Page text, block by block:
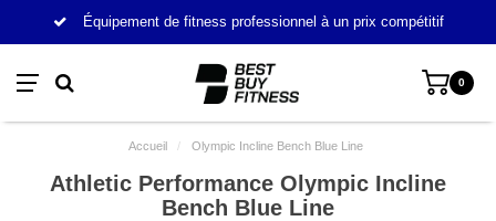
Équipement de fitness professionnel à un prix compétitif
0
Accueil / Olympic Incline Bench Blue Line
Athletic Performance Olympic Incline
Bench Blue Line